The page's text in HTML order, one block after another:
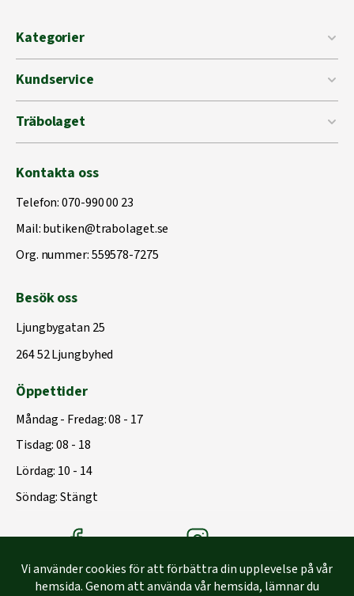
Kategorier
Kundservice
Träbolaget
Kontakta oss
Telefon:070-990 00 23
Mail:butiken@trabolaget.se
Org. nummer: 559578-7275
Besök oss
Ljungbygatan 25
264 52 Ljungbyhed
Öppettider
Måndag - Fredag: 08 - 17
Tisdag: 08 - 18
Lördag: 10 - 14
Söndag: Stängt
Träbolagets FacebookTräbolagets instagram